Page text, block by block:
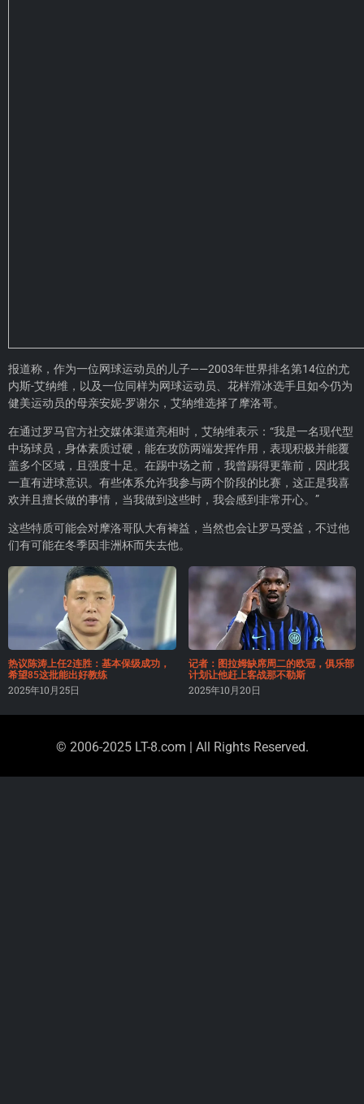
报道称，作为一位网球运动员的儿子——2003年世界排名第14位的尤
内斯-艾纳维，以及一位同样为网球运动员、花样滑冰选手且如今仍为
健美运动员的母亲安妮-罗谢尔，艾纳维选择了摩洛哥。
在通过罗马官方社交媒体渠道亮相时，艾纳维表示：“我是一名现代型
中场球员，身体素质过硬，能在攻防两端发挥作用，表现积极并能覆
盖多个区域，且强度十足。在踢中场之前，我曾踢得更靠前，因此我
一直有进球意识。有些体系允许我参与两个阶段的比赛，这正是我喜
欢并且擅长做的事情，当我做到这些时，我会感到非常开心。”
这些特质可能会对摩洛哥队大有裨益，当然也会让罗马受益，不过他
们有可能在冬季因非洲杯而失去他。
热议陈涛上任2连胜：基本保级成功，
希望85这批能出好教练
2025年10月25日
记者：图拉姆缺席周二的欧冠，俱乐部
计划让他赶上客战那不勒斯
2025年10月20日
© 2006-2025 LT-8.com | All Rights Reserved.